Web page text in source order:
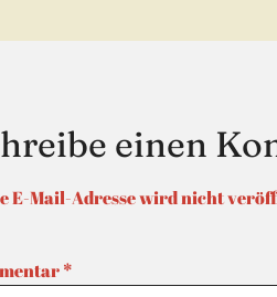
einen
E-Mail-Adresse wird nicht
*